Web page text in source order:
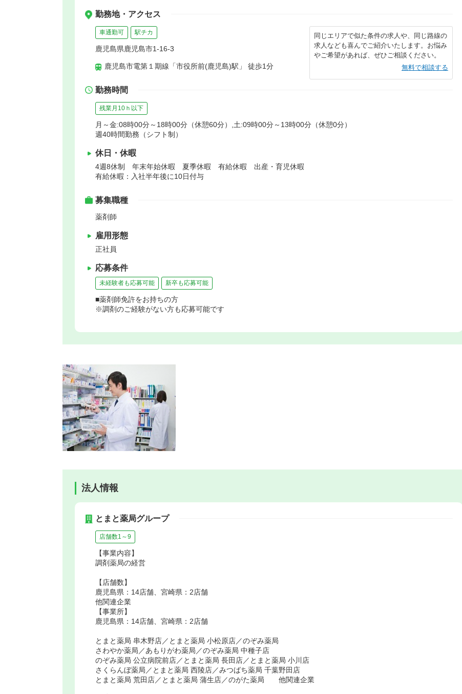
勤務地・アクセス
車通勤可 駅チカ
鹿児島県鹿児島市1-16-3
鹿児島市電第１期線「市役所前(鹿児島)駅」 徒歩1分
同じエリアで似た条件の求人や、同じ路線の
求人なども喜んでご紹介いたします。お悩み
やご希望があれば、ぜひご相談ください。
無料で相談する
勤務時間
残業月10ｈ以下
月～金:08時00分～18時00分（休憩60分）,土:09時00分～13時00分（休憩0分）
週40時間勤務（シフト制）
休日・休暇
4週8休制 年末年始休暇 夏季休暇 有給休暇 出産・育児休暇
有給休暇：入社半年後に10日付与
募集職種
薬剤師
雇用形態
正社員
応募条件
未経験者も応募可能 新卒も応募可能
■薬剤師免許をお持ちの方
※調剤のご経験がない方も応募可能です
法人情報
とまと薬局グループ
店舗数1～9
【事業内容】
調剤薬局の経営
【店舗数】
鹿児島県：14店舗、宮崎県：2店舗
他関連企業
【事業所】
鹿児島県：14店舗、宮崎県：2店舗
とまと薬局 串木野店／とまと薬局 小松原店／のぞみ薬局
さわやか薬局／あもりがわ薬局／のぞみ薬局 中種子店
のぞみ薬局 公立病院前店／とまと薬局 長田店／とまと薬局 小川店
さくらんぼ薬局／とまと薬局 西陵店／みつばち薬局 千葉野田店
とまと薬局 荒田店／とまと薬局 蒲生店／のがた薬局 他関連企業